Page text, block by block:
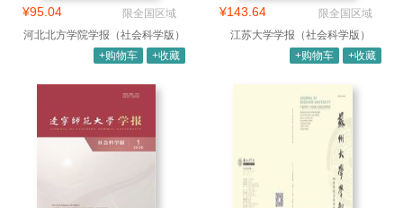
¥95.04
限全国区域
河北北方学院学报（社会科学版）
+购物车
+收藏
¥143.64
限全国区域
江苏大学学报（社会科学版）
+购物车
+收藏